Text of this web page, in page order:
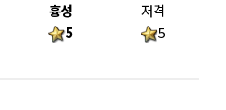
흉성
5
저격
5